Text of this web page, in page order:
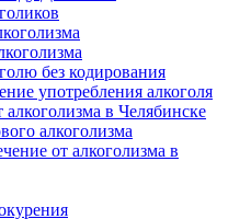
без кодирования
употребления алкоголя
в Челябинске
алкоголизма
от алкоголизма в